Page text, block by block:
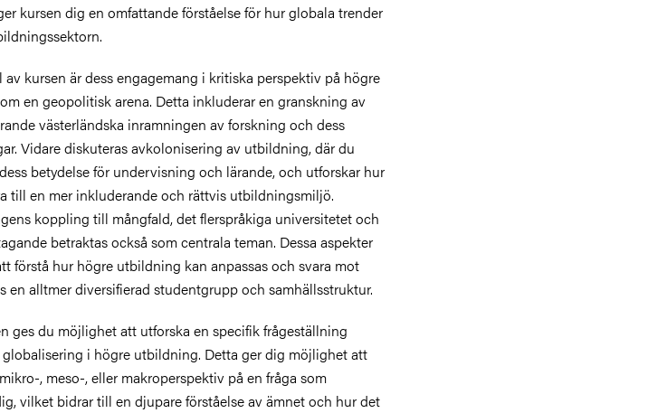
kursen dig en omfattande förståelse för hur globala trender
av kursen är dess engagemang i kritiska perspektiv på högre
en geopolitisk arena. Detta inkluderar en granskning av
västerländska inramningen av forskning och dess
Vidare diskuteras avkolonisering av utbildning, där du
betydelse för undervisning och lärande, och utforskar hur
till en mer inkluderande och rättvis utbildningsmiljö.
koppling till mångfald, det flerspråkiga universitetet och
betraktas också som centrala teman. Dessa aspekter
förstå hur högre utbildning kan anpassas och svara mot
en alltmer diversifierad studentgrupp och samhällsstruktur.
ges du möjlighet att utforska en specifik frågeställning
i högre utbildning. Detta ger dig möjlighet att
, meso-, eller makroperspektiv på en fråga som
vilket bidrar till en djupare förståelse av ämnet och hur det